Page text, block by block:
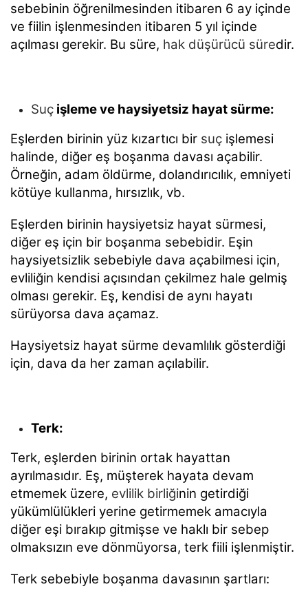
sebebinin öğrenilmesinden itibaren 6 ay içinde
ve fiilin işlenmesinden itibaren 5 yıl içinde
açılması gerekir. Bu süre, hak düşürücü süredir.
Suç işleme ve haysiyetsiz hayat sürme:
Eşlerden birinin yüz kızartıcı bir suç işlemesi
halinde, diğer eş boşanma davası açabilir.
Örneğin, adam öldürme, dolandırıcılık, emniyeti
kötüye kullanma, hırsızlık, vb.
Eşlerden birinin haysiyetsiz hayat sürmesi,
diğer eş için bir boşanma sebebidir. Eşin
haysiyetsizlik sebebiyle dava açabilmesi için,
evliliğin kendisi açısından çekilmez hale gelmiş
olması gerekir. Eş, kendisi de aynı hayatı
sürüyorsa dava açamaz.
Haysiyetsiz hayat sürme devamlılık gösterdiği
için, dava da her zaman açılabilir.
Terk:
Terk, eşlerden birinin ortak hayattan
ayrılmasıdır. Eş, müşterek hayata devam
etmemek üzere, evlilik birliğinin getirdiği
yükümlülükleri yerine getirmemek amacıyla
diğer eşi bırakıp gitmişse ve haklı bir sebep
olmaksızın eve dönmüyorsa, terk fiili işlenmiştir.
Terk sebebiyle boşanma davasının şartları: